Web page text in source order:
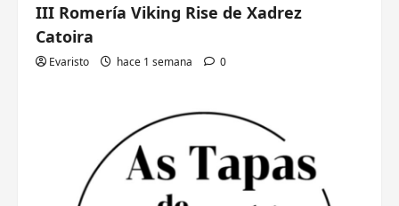
III Romería Viking Rise de Xadrez
Catoira
Evaristo hace 1 semana 0